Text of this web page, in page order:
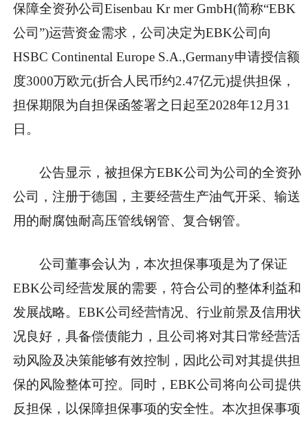
保障全资孙公司Eisenbau Kr mer GmbH(简称“EBK
公司”)运营资金需求，公司决定为EBK公司向
HSBC Continental Europe S.A.,Germany申请授信额
度3000万欧元(折合人民币约2.47亿元)提供担保，
担保期限为自担保函签署之日起至2028年12月31
日。
公告显示，被担保方EBK公司为公司的全资孙
公司，注册于德国，主要经营生产油气开采、输送
用的耐腐蚀耐高压管线钢管、复合钢管。
公司董事会认为，本次担保事项是为了保证
EBK公司经营发展的需要，符合公司的整体利益和
发展战略。EBK公司经营情况、行业前景及信用状
况良好，具备偿债能力，且公司将对其日常经营活
动风险及决策能够有效控制，因此公司对其提供担
保的风险整体可控。同时，EBK公司将向公司提供
反担保，以保障担保事项的安全性。本次担保事项